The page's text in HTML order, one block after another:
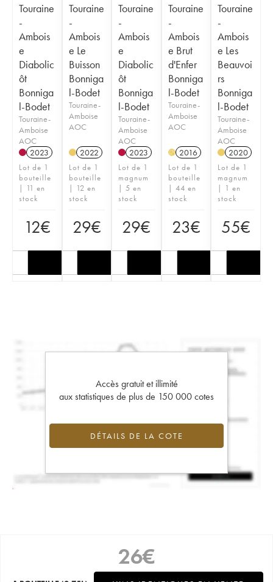
Touraine
-
Ambois
e
Diabolic
ôt
Bonniga
l-Bodet
Touraine-
Amboise
AOC
2023
Lot de 1
bouteille
| 11 en
stock
12€
Touraine
-
Ambois
e Le
Buisson
Bonniga
l-Bodet
Touraine-
Amboise
AOC
2022
Lot de 1
bouteille
| 12 en
stock
29€
Touraine
-
Ambois
e
Diabolic
ôt
Bonniga
l-Bodet
Touraine-
Amboise
AOC
2023
Lot de 1
magnum
| 5 en
stock
29€
Touraine
-
Ambois
e Brut
d'Enfer
Bonniga
l-Bodet
Touraine-
Amboise
AOC
H 2016
Lot de 1
bouteille
| 44 en
stock
23€
Touraine
-
Ambois
e Les
Beauvoi
rs
Bonniga
l-Bodet
Touraine-
Amboise
AOC
2020
Lot de 1
magnum
| 1 en
stock
55€
Accès gratuit et illimité
aux statistiques de plus de 150 000 cotes
DÉTAILS DE LA COTE
26€